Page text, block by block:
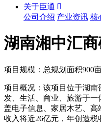
关于臣通 
公司介绍 产业资讯 核
湖南湘中汇
项目规模：总规划面积900
项目概况：该项目位于湖
发、生活、商业、旅游于
盖电子信息、家居木艺、
收入将近26亿元，年创造税